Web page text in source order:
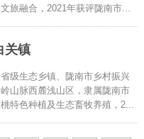
旅融合，2021年获评陇南市...
关镇
级生态乡镇、陇南市乡村振兴
山脉西麓浅山区，隶属陇南市
特色种植及生态畜牧养殖，2...